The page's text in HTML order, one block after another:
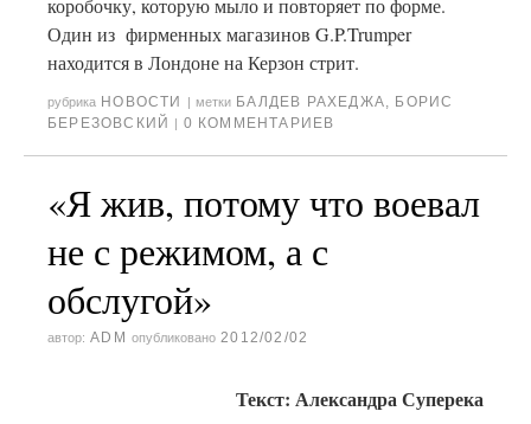
коробочку, которую мыло и повторяет по форме.
Один из фирменных магазинов G.P.Trumper
находится в Лондоне на Керзон стрит.
рубрика НОВОСТИ | метки БАЛДЕВ РАХЕДЖА, БОРИС
БЕРЕЗОВСКИЙ
| 0 КОММЕНТАРИЕВ
«Я жив, потому что воевал
не с режимом, а с
обслугой»
автор: ADM опубликовано 2012/02/02
Текст: Александра Суперека